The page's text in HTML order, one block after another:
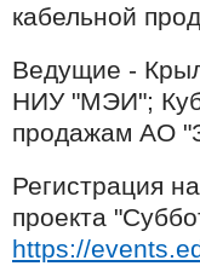
кабельной
Ведущие -
НИУ "МЭИ";
продажам АО
Регистрация
проекта
https://